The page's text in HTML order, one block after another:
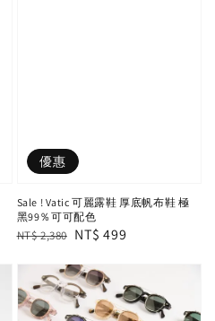
優惠
Sale ! Vatic 可麗露鞋 厚底帆布鞋 極
黑99％可可配色
Regular
NT$ 2,380 Sale
NT$ 499